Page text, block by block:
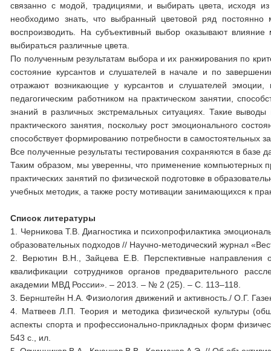
связанно с модой, традициями, и выбирать цвета, исходя
необходимо знать, что выбранный цветовой ряд
воспроизводить. На субъективный выбор оказывают
выбираться различные цвета.
По полученным результатам выбора и их ранжирования по
состояние курсантов и слушателей в начале и по
отражают возникающие у курсантов и слушателей эмоции,
педагогическим работником на практическом занятии,
знаний в различных экстремальных ситуациях. Такие
практического занятия, поскольку рост эмоционального
способствует формированию потребности в самостоятельных
Все полученные результаты тестирования сохраняются в базе
Таким образом, мы уверенны, что применение компьютерных
практических занятий по физической подготовке в
учебных методик, а также росту мотивации занимающихся к
Список литературы
1. Черникова Т.В. Диагностика и психопрофилактика
образовательных подходов // Научно-методический журнал
2. Верютин В.Н., Зайцева Е.В. Перспективные направления
квалификации сотрудников органов предварительного
академии МВД России». – 2013. – № 2 (25). – С. 113–118.
3. Бернштейн Н.А. Физиология движений и активность./ О.Г.
4. Матвеев Л.П. Теория и методика физической культуры
аспекты спорта и профессионально-прикладных форм
543 с., ил.